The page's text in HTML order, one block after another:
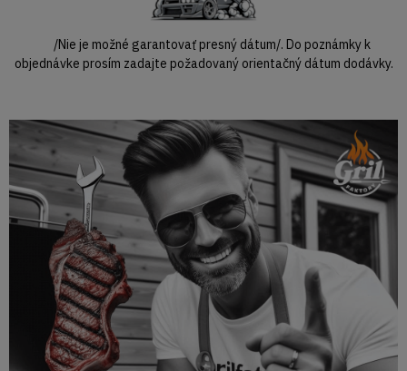
/Nie je možné garantovať presný dátum/. Do poznámky k
objednávke prosím zadajte požadovaný orientačný dátum dodávky.